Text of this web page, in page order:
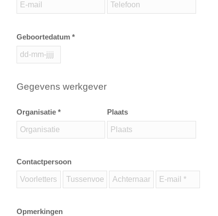
Geboortedatum *
Gegevens werkgever
Organisatie * Plaats
Contactpersoon
Opmerkingen